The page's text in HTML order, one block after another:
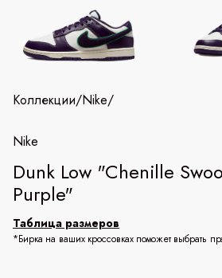
Коллекции/Nike/
Nike
Dunk Low "Chenille
Purple"
Таблица размеров
*Бирка на ваших кроссовках поможет выбрать